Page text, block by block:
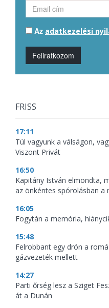
Az adatkezelési
Feliratkozom
FRISS
17:11
Túl vagyunk a válságon,
Viszont Privát
16:50
Kapitány István elmondta,
az önkéntes spórolásban a
16:05
Fogytán a memória,
15:48
Felrobbant egy drón a
gázvezeték mellett
14:27
Parti őrség lesz a Sziget
át a Dunán